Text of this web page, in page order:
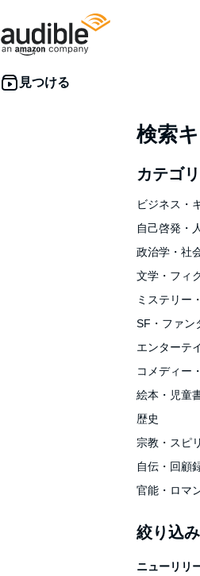
検索
カテゴ
ビジネス・
自己啓発・
政治学・社
文学・フィ
ミステリー
SF・ファン
エンターテ
コメディー
絵本・児童
歴史
宗教・スピ
自伝・回顧
官能・ロマ
絞り込み
ニューリリ